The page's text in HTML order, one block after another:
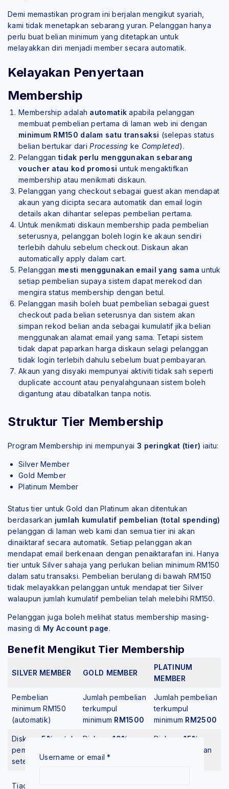
Demi memastikan program ini berjalan mengikut syariah,
kami tidak menetapkan sebarang yuran. Pelanggan hanya
perlu buat belian minimum yang ditetapkan untuk
melayakkan diri menjadi member secara automatik.
Kelayakan Penyertaan
Membership
Membership adalah automatik apabila pelanggan
membuat pembelian pertama di laman web ini dengan
minimum RM150 dalam satu transaksi (selepas status
belian bertukar dariProcessing ke Completed).
Pelanggan tidak perlu menggunakan sebarang
voucher atau kod promosi untuk mengaktifkan
membership atau menikmati diskaun.
Pelanggan yang checkout sebagai guest akan mendapat
akaun yang dicipta secara automatik dan email login
details akan dihantar selepas pembelian pertama.
Untuk menikmati diskaun membership pada pembelian
seterusnya, pelanggan boleh login ke akaun sendiri
terlebih dahulu sebelum checkout. Diskaun akan
automatically apply dalam cart.
Pelanggan mesti menggunakan email yang sama untuk
setiap pembelian supaya sistem dapat merekod dan
mengira status membership dengan betul.
Pelanggan masih boleh buat pembelian sebagai guest
checkout pada belian seterusnya dan sistem akan
simpan rekod belian anda sebagai kumulatif jika belian
menggunakan alamat email yang sama. Tetapi sistem
tidak dapat paparkan harga diskaun selagi pelanggan
tidak login terlebih dahulu sebelum buat pembayaran.
Akaun yang disyaki mempunyai aktiviti tidak sah seperti
duplicate account atau penyalahgunaan sistem boleh
digantung atau dibatalkan tanpa notis.
Struktur Tier Membership
Program Membership ini mempunyai 3 peringkat (tier) iaitu:
Silver Member
Gold Member
Platinum Member
Status tier untuk Gold dan Platinum akan ditentukan
berdasarkan jumlah kumulatif pembelian (total spending)
pelanggan di laman web kami dan semua tier ini akan
dinaiktaraf secara automatik. Setiap pelanggan akan
mendapat email berkenaan dengan penaiktarafan ini. Hanya
tier untuk Silver sahaja yang perlukan belian minimum RM150
dalam satu transaksi. Pembelian berulang di bawah RM150
tidak melayakkan pelanggan untuk mendapat tier Silver
walaupun jumlah kumulatif pembelian telah melebihi RM150.
Pelanggan juga boleh melihat status membership masing-
masing di My Account page.
Benefit Mengikut Tier Membership
SILVER MEMBER GOLD MEMBER
PLATINUM
MEMBER
Pembelian
minimum RM150
(automatik)
Jumlah pembelian
terkumpul
minimum RM1500
Jumlah pembelian
terkumpul
minimum RM2500
Diskaun 5%
untuk
pembelian
seterusnya
Diskaun10%
seterusnya
Diskaun15%
untuk pembelian
Tiada minimum
Username or email*